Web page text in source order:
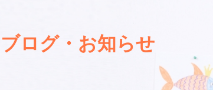
ブログ・お知らせ